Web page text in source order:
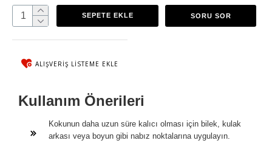
SEPETE EKLE SORU SOR
ALIŞVERIŞ LISTEME EKLE
Kullanım Önerileri
Kokunun daha uzun süre kalıcı olması için bilek, kulak
arkası veya boyun gibi nabız noktalarına uygulayın.